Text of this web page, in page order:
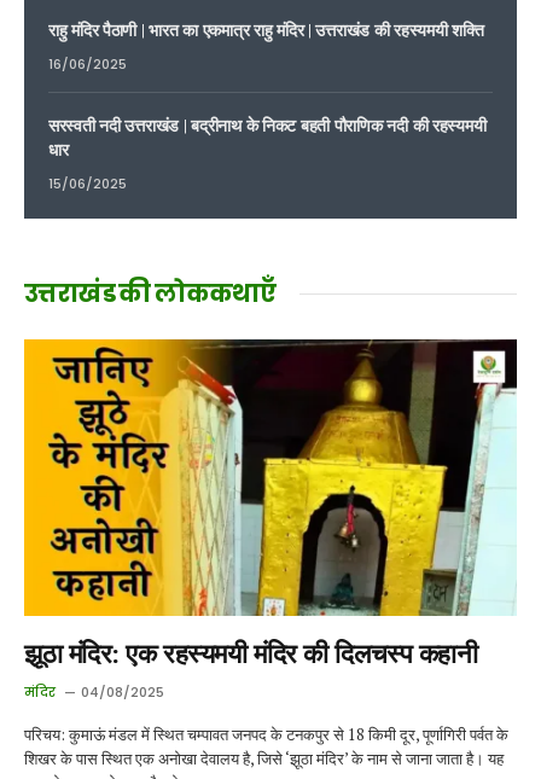
राहु मंदिर पैठाणी | भारत का एकमात्र राहु मंदिर | उत्तराखंड की रहस्यमयी शक्ति
16/06/2025
सरस्वती नदी उत्तराखंड | बद्रीनाथ के निकट बहती पौराणिक नदी की रहस्यमयी
धार
15/06/2025
उत्तराखंड की लोककथाएँ
झूठा मंदिर: एक रहस्यमयी मंदिर की दिलचस्प कहानी
मंदिर 04/08/2025
परिचय: कुमाऊं मंडल में स्थित चम्पावत जनपद के टनकपुर से 18 किमी दूर, पूर्णागिरी पर्वत के
शिखर के पास स्थित एक अनोखा देवालय है, जिसे ‘झूठा मंदिर’ के नाम से जाना जाता है। यह